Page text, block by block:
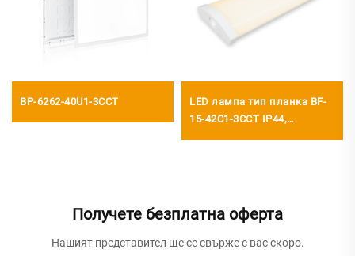
BP-6262-40U1-3CCT
LED лампа тип планка BF-
15-42C1-3CCT IP44,
Получете безплатна оферта
Нашият представител ще се свърже с вас скоро.